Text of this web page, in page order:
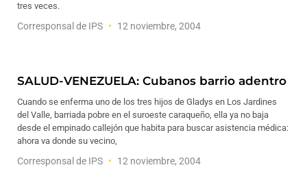
tres veces.
Corresponsal de IPS 12 noviembre, 2004
SALUD-VENEZUELA: Cubanos barrio adentro
Cuando se enferma uno de los tres hijos de Gladys en Los Jardines
del Valle, barriada pobre en el suroeste caraqueño, ella ya no baja
desde el empinado callejón que habita para buscar asistencia médica:
ahora va donde su vecino,
Corresponsal de IPS 12 noviembre, 2004